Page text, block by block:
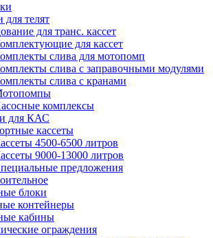
телят
для транс. кассет
для кассет
слива для мотопомп
слива с заправочными модулями
слива с кранами
комплексы
для КАС
кассеты
4500-6500 литров
9000-13000 литров
предложения
блоки
контейнеры
кабины
ограждения